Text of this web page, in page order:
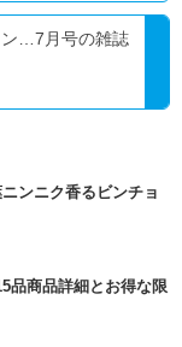
ン…7月号の雑誌
ンニク香るビンチョ
品商品詳細とお得な限